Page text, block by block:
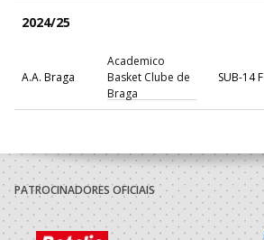
2024/25
A.A. Braga
Academico
Basket Clube de
Braga
SUB-14 F
PATROCINADORES OFICIAIS